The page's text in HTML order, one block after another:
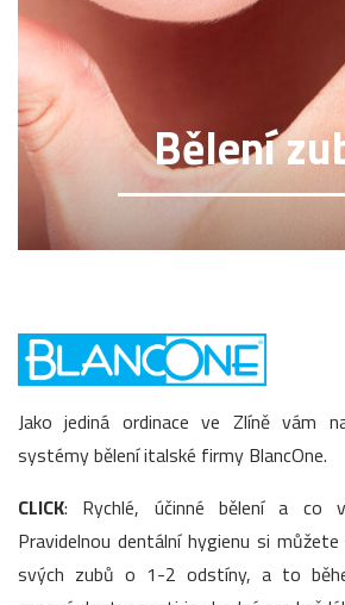
Jako jediná ordinace ve Zlíně vám
systémy bělení italské firmy BlancOne.
CLICK: Rychlé, účinné bělení a co
Pravidelnou dentální hygienu si
svých zubů o 1-2 odstíny, a to
Bělení